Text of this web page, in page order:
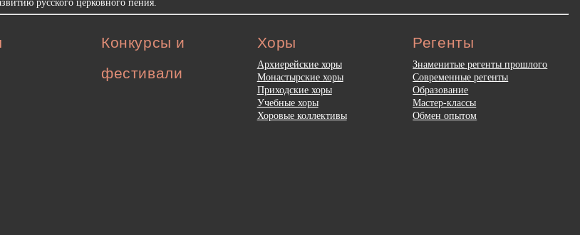
Конкурсы и
фестивали
Хоры
Архиерейские хоры
Монастырские хоры
Приходские хоры
Учебные хоры
Хоровые коллективы
Регенты
Знаменитые регенты прошлого
Современные регенты
Образование
Мастер-классы
Обмен опытом